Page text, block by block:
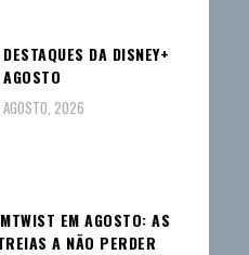
DA DISNEY+
AGOSTO, 2026
EM AGOSTO: AS
A NÃO PERDER